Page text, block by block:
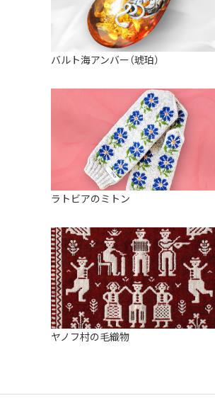
すべて見る
バルト海アンバー（琥珀）
ラトビアのミトン
ヤノフ村の毛織物